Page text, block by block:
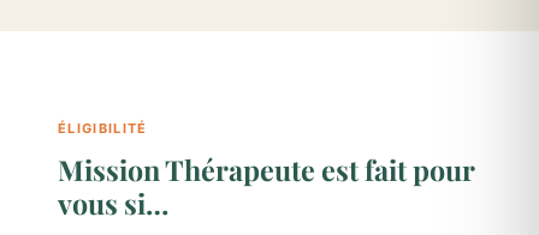
ÉLIGIBILITÉ
Mission Thérapeute est fait pour
vous si…